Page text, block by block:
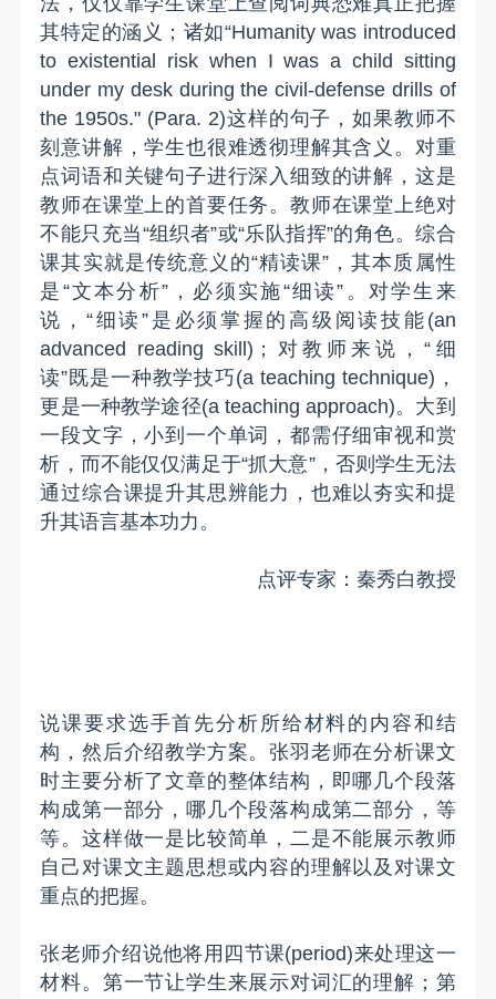
其特定的涵义；诸如“Humanity was introduced
to existential risk when I was a child sitting
under my desk during the civil-defense drills of
the 1950s." (Para. 2)这样的句子，如果教师不
刻意讲解，学生也很难透彻理解其含义。对重
点词语和关键句子进行深入细致的讲解，这是
教师在课堂上的首要任务。教师在课堂上绝对
不能只充当“组织者”或“乐队指挥”的角色。综合
课其实就是传统意义的“精读课”，其本质属性
是“文本分析”，必须实施“细读”。对学生来
说，“细读”是必须掌握的高级阅读技能(an
advanced reading skill)；对教师来说，“细
读”既是一种教学技巧(a teaching technique)，
更是一种教学途径(a teaching approach)。大到
一段文字，小到一个单词，都需仔细审视和赏
析，而不能仅仅满足于“抓大意”，否则学生无法
通过综合课提升其思辨能力，也难以夯实和提
升其语言基本功力。
点评专家：秦秀白教授
说课要求选手首先分析所给材料的内容和结
构，然后介绍教学方案。张羽老师在分析课文
时主要分析了文章的整体结构，即哪几个段落
构成第一部分，哪几个段落构成第二部分，等
等。这样做一是比较简单，二是不能展示教师
自己对课文主题思想或内容的理解以及对课文
重点的把握。
张老师介绍说他将用四节课(period)来处理这一
材料。第一节让学生来展示对词汇的理解；第